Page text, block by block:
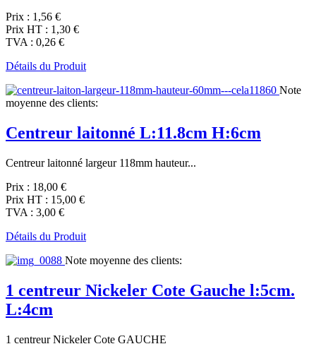
Prix : 1,56 €
Prix HT : 1,30 €
TVA : 0,26 €
Détails du Produit
Note
moyenne des clients:
Centreur laitonné L:11.8cm H:6cm
Centreur laitonné largeur 118mm hauteur...
Prix : 18,00 €
Prix HT : 15,00 €
TVA : 3,00 €
Détails du Produit
Note moyenne des clients:
1 centreur Nickeler Cote Gauche l:5cm.
L:4cm
1 centreur Nickeler Cote GAUCHE